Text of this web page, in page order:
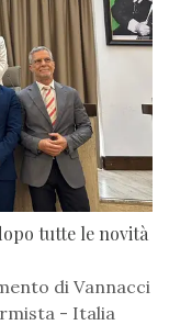
tutte le novità
di Vannacci
- Italia